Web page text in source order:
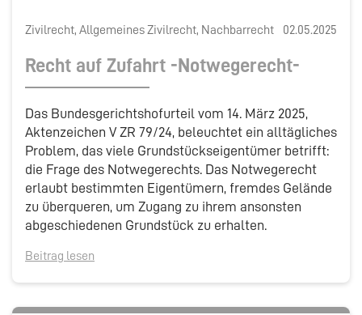
Zivilrecht, Allgemeines Zivilrecht, Nachbarrecht 02.05.2025
Recht auf Zufahrt -Notwegerecht-
Das Bundesgerichtshofurteil vom 14. März 2025,
Aktenzeichen V ZR 79/24, beleuchtet ein alltägliches
Problem, das viele Grundstückseigentümer betrifft:
die Frage des Notwegerechts. Das Notwegerecht
erlaubt bestimmten Eigentümern, fremdes Gelände
zu überqueren, um Zugang zu ihrem ansonsten
abgeschiedenen Grundstück zu erhalten.
Beitrag lesen